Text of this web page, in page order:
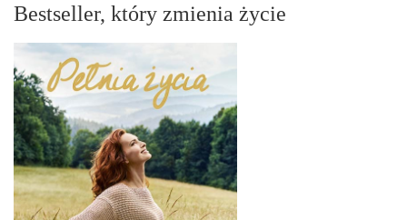
Bestseller, który zmienia życie